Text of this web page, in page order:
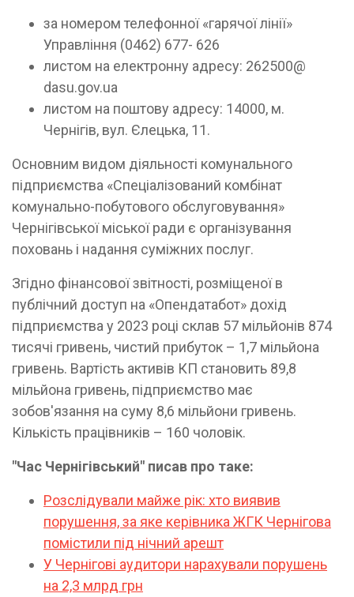
за номером телефонної «гарячої лінії»
Управління (0462) 677- 626
листом на електронну адресу: 262500@
dasu.gov.ua
листом на поштову адресу: 14000, м.
Чернігів, вул. Єлецька, 11.
Основним видом діяльності комунального
підприємства «Спеціалізований комбінат
комунально-побутового обслуговування»
Чернігівської міської ради є організування
поховань і надання суміжних послуг.
Згідно фінансової звітності, розміщеної в
публічний доступ на «Опендатабот» дохід
підприємства у 2023 році склав 57 мільйонів 874
тисячі гривень, чистий прибуток – 1,7 мільйона
гривень. Вартість активів КП становить 89,8
мільйона гривень, підприємство має
зобов'язання на суму 8,6 мільйони гривень.
Кількість працівників – 160 чоловік.
"Час Чернігівський" писав про таке:
Розслідували майже рік: хто виявив
порушення, за яке керівника ЖГК Чернігова
помістили під нічний арешт
У Чернігові аудитори нарахували порушень
на 2,3 млрд грн